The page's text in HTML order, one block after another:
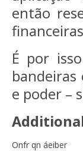
então
É por
bandeiras
e poder –
Onfr qn áeiber